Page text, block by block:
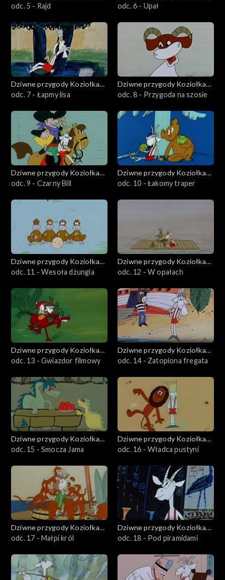
Matołka
odc. 5 - Rajd
Matołka
odc. 6 - Upał
Dziwne przygody Koziołka
Matołka
odc. 7 - Łapmy lisa
Dziwne przygody Koziołka
Matołka
odc. 8 - Przygoda na szosie
Dziwne przygody Koziołka
Matołka
odc. 9 - Czarny Bill
Dziwne przygody Koziołka
Matołka
odc. 10 - Łakomy traper
Dziwne przygody Koziołka
Matołka
odc. 11 - Wesoła dżungla
Dziwne przygody Koziołka
Matołka
odc. 12 - W opałach
Dziwne przygody Koziołka
Matołka
odc. 13 - Gwiazdor filmowy
Dziwne przygody Koziołka
Matołka
odc. 14 - Zatopiona fregata
Dziwne przygody Koziołka
Matołka
odc. 15 - Smocza Jama
Dziwne przygody Koziołka
Matołka
odc. 16 - Władca pustyni
Dziwne przygody Koziołka
Matołka
odc. 17 - Małpi król
Dziwne przygody Koziołka
Matołka
odc. 18 - Pod piramidami